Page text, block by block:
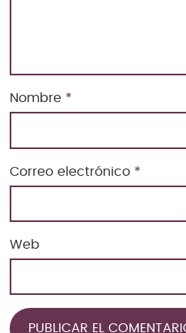
Nombre *
Correo electrónico *
Web